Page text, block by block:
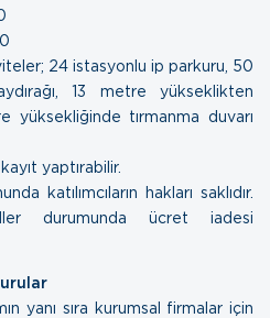
24 istasyonlu ip parkuru, 50
13 metre yükseklikten
yüksekliğinde tırmanma duvarı
yaptırabilir.
katılımcıların hakları saklıdır.
durumunda ücret iadesi
yanı sıra kurumsal firmalar için